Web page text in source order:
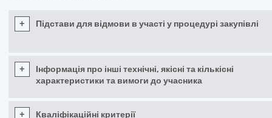
+ Підстави для відмови в участі у процедурі закупівлі
+
Інформація про інші технічні, якісні та кількісні
характеристики та вимоги до учасника
+ Кваліфікаційні критерії